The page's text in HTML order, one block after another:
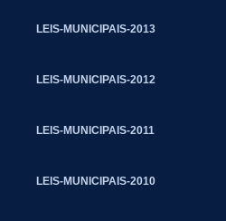
LEIS-MUNICIPAIS-2013
LEIS-MUNICIPAIS-2012
LEIS-MUNICIPAIS-2011
LEIS-MUNICIPAIS-2010